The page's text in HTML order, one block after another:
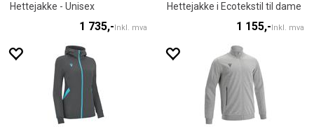
Hettejakke - Unisex
1 735,-Inkl. mva
Hettejakke i Ecotekstil til dame
1 155,-Inkl. mva